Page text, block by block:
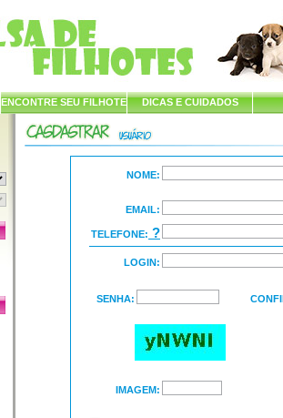
ENCONTRE SEU FILHOTE DICAS E CUIDADOS
NOME:
EMAIL:
TELEFONE: ?
LOGIN:
SENHA:
IMAGEM: